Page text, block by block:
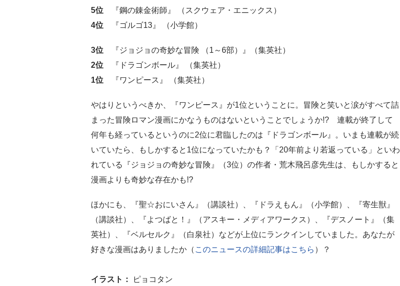
5位
『鋼の錬金術師』 （スクウェア・エニックス）
4位
『ゴルゴ13』 （小学館）
3位
『ジョジョの奇妙な冒険 （1～6部）』（集英社）
2位
『ドラゴンボール』 （集英社）
1位
『ワンピース』 （集英社）
やはりというべきか、『ワンピース』が1位ということに。冒険と笑いと涙がすべて詰
まった冒険ロマン漫画にかなうものはないということでしょうか!? 連載が終了して
何年も経っているというのに2位に君臨したのは『ドラゴンボール』。いまも連載が続
いていたら、もしかすると1位になっていたかも？「20年前より若返っている」といわ
れている『ジョジョの奇妙な冒険』（3位）の作者・荒木飛呂彦先生は、もしかすると
漫画よりも奇妙な存在かも!?
ほかにも、『聖☆おにいさん』（講談社）、『ドラえもん』（小学館）、『寄生獣』
（講談社）、『よつばと！』（アスキー・メディアワークス）、『デスノート』（集
英社）、『ベルセルク』（白泉社）などが上位にランクインしていました。あなたが
好きな漫画はありましたか（ このニュースの詳細記事はこちら ）？
イラスト：
ピョコタン